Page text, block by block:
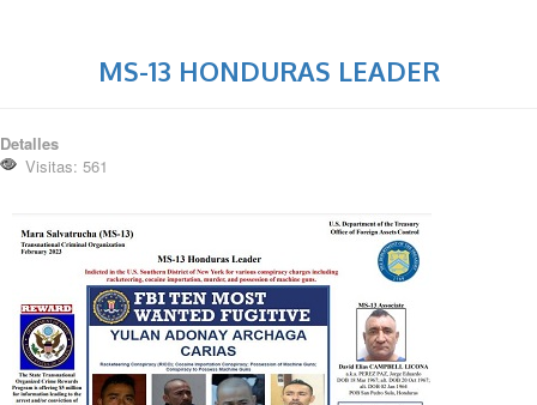
MS-13 HONDURAS LEADER
Detalles
Visitas: 561